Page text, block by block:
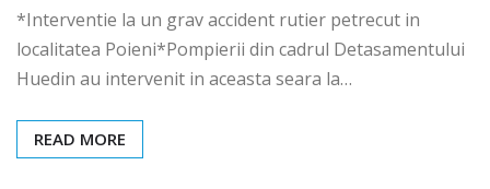
*Interventie la un grav accident rutier petrecut in
localitatea Poieni*Pompierii din cadrul Detasamentului
Huedin au intervenit in aceasta seara la…
READ MORE